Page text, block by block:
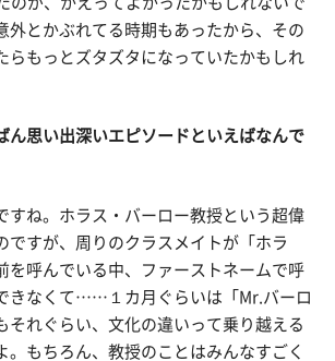
外とかぶれてる時期もあったから、その
らもっとズタズタになっていたかもしれ
思い出深いエピソードといえばなんで
すね。ホラス・バーロー教授という超偉
ですが、周りのクラスメイトが「ホラ
を呼んでいる中、ファーストネームで呼
きなくて……１カ月ぐらいは「Mr.バーロ
それぐらい、文化の違いって乗り越える
。もちろん、教授のことはみんなすごく